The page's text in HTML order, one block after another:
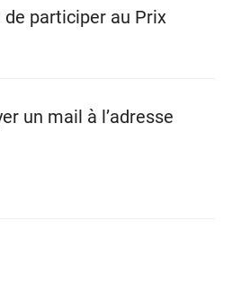
participer au Prix
un mail à l’adresse